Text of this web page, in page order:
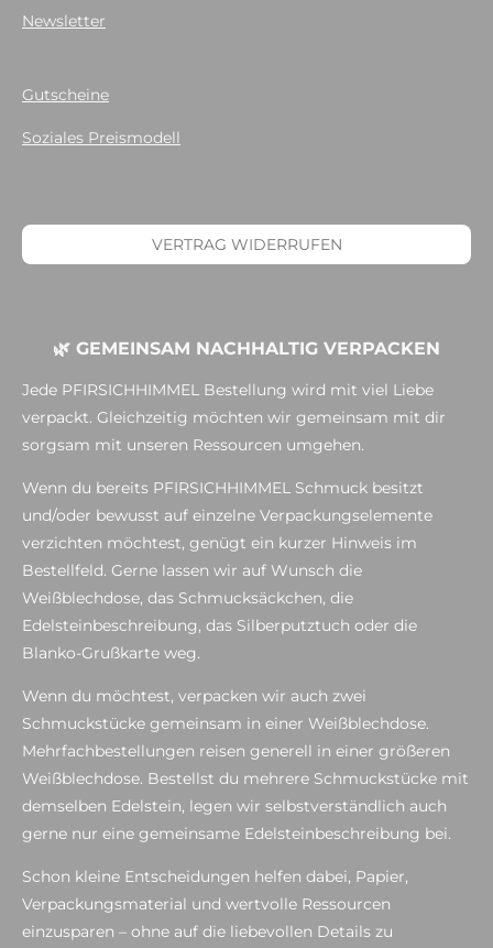
Newsletter
Gutscheine
Soziales Preismodell
VERTRAG WIDERRUFEN
🌿 GEMEINSAM NACHHALTIG VERPACKEN
Jede PFIRSICHHIMMEL Bestellung wird mit viel Liebe
verpackt. Gleichzeitig möchten wir gemeinsam mit dir
sorgsam mit unseren Ressourcen umgehen.
Wenn du bereits PFIRSICHHIMMEL Schmuck besitzt
und/oder bewusst auf einzelne Verpackungselemente
verzichten möchtest, genügt ein kurzer Hinweis im
Bestellfeld. Gerne lassen wir auf Wunsch die
Weißblechdose, das Schmucksäckchen, die
Edelsteinbeschreibung, das Silberputztuch oder die
Blanko-Grußkarte weg.
Wenn du möchtest, verpacken wir auch zwei
Schmuckstücke gemeinsam in einer Weißblechdose.
Mehrfachbestellungen reisen generell in einer größeren
Weißblechdose. Bestellst du mehrere Schmuckstücke mit
demselben Edelstein, legen wir selbstverständlich auch
gerne nur eine gemeinsame Edelsteinbeschreibung bei.
Schon kleine Entscheidungen helfen dabei, Papier,
Verpackungsmaterial und wertvolle Ressourcen
einzusparen – ohne auf die liebevollen Details zu